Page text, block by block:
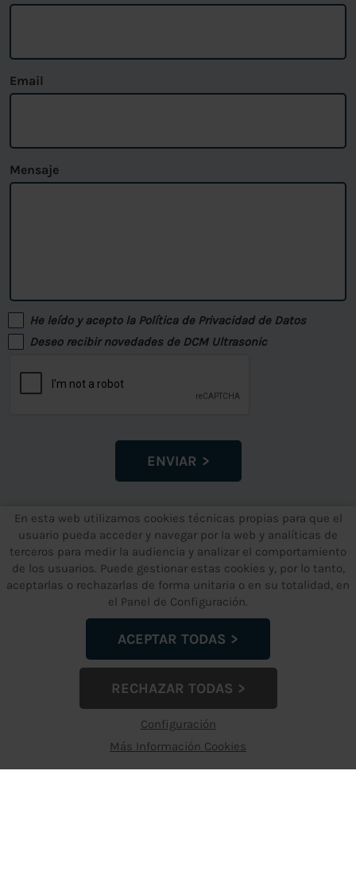
Email
Mensaje
He leído y acepto la Política de Privacidad de Datos
Deseo recibir novedades de DCM Ultrasonic
ENVIAR
En esta web utilizamos cookies técnicas propias para que el
usuario pueda acceder y navegar por la web y analíticas de
terceros para medir la audiencia y analizar el comportamiento
de los usuarios. Puede gestionar estas cookies y, por lo tanto,
aceptarlas o rechazarlas de forma unitaria o en su totalidad, en
el Panel de Configuración.
ACEPTAR TODAS
RECHAZAR TODAS
Configuración
Más Información Cookies
ENLACES WEB
Inicio
ÁREAS
Limpieza Industrial
Pharma
Oil & Gas
Industria Alimentaria
Servicios
OTROS SERVICIOS TEXTOS LEGALES